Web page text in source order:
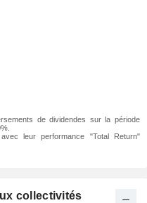
de dividendes sur la période
leur performance "Total Return"
collectivités